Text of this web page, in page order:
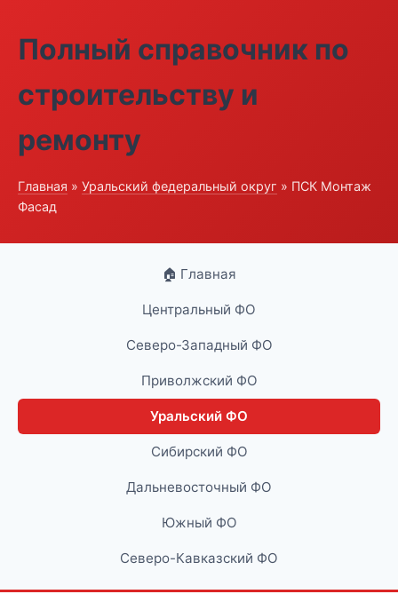
Полный справочник по
строительству и
ремонту
Главная » Уральский федеральный округ » ПСК Монтаж
Фасад
🏠 Главная
Центральный ФО
Северо-Западный ФО
Приволжский ФО
Уральский ФО
Сибирский ФО
Дальневосточный ФО
Южный ФО
Северо-Кавказский ФО